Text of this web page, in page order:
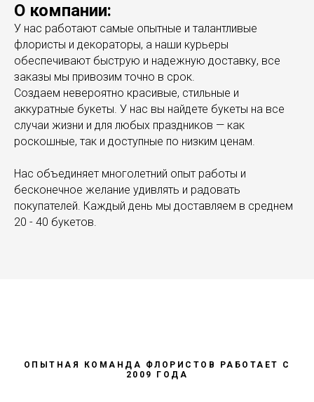
О компании:
У нас работают самые опытные и талантливые
флористы и декораторы, а наши курьеры
обеспечивают быструю и надежную доставку, все
заказы мы привозим точно в срок.
Создаем невероятно красивые, стильные и
аккуратные букеты. У нас вы найдете букеты на все
случаи жизни и для любых праздников — как
роскошные, так и доступные по низким ценам.
Нас объединяет многолетний опыт работы и
бесконечное желание удивлять и радовать
покупателей. Каждый день мы доставляем в среднем
20 - 40 букетов.
ОПЫТНАЯ КОМАНДА ФЛОРИСТОВ РАБОТАЕТ С
2009 ГОДА